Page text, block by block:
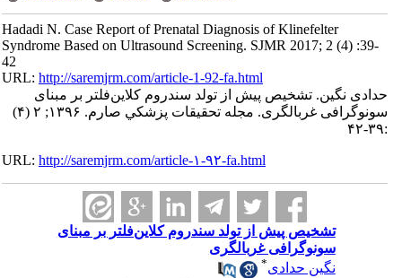
Hadadi N. Case Report of Prenatal Diagnosis of Klinefelter
Syndrome Based on Ultrasound Screening. SJMR 2017; 2 (4) :39-
42
URL:http://saremjrm.com/article-1-92-fa.html
حدادی نگین. تشخیص پیش از تولد سندروم کلاین‌فلتر بر مبنای
سونوگرافی غربالگری. مجله تحقيقات پزشكي صارم. ۱۳۹۶; ۲ (۴)
URL:http://saremjrm.com/article-۱-۹۲-fa.html
تشخیص پیش از تولد سندروم کلاین‌فلتر بر مبنای
سونوگرافی غربالگری
نگین حدادی*